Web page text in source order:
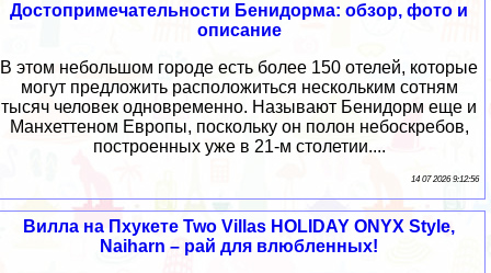
Достопримечательности Бенидорма: обзор, фото и
описание
В этом небольшом городе есть более 150 отелей, которые
могут предложить расположиться нескольким сотням
тысяч человек одновременно. Называют Бенидорм еще и
Манхеттеном Европы, поскольку он полон небоскребов,
построенных уже в 21-м столетии....
14 07 2026 9:12:56
Вилла на Пхукете Two Villas HOLIDAY ONYX Style,
Naiharn – рай для влюбленных!